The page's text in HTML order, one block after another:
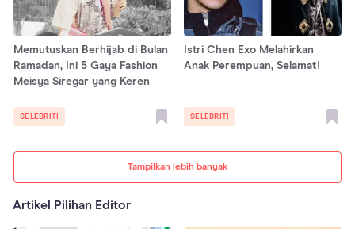
Tampilkan lebih banyak
Memutuskan Berhijab di Bulan
Ramadan, Ini 5 Gaya Fashion
Meisya Siregar yang Keren
SELEBRITI
Istri Chen Exo Melahirkan
Anak Perempuan, Selamat!
SELEBRITI
Artikel Pilihan Editor